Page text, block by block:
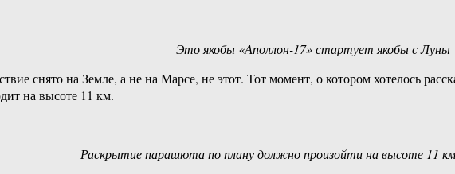
Это якобы «Аполлон-17» стартует якобы с Луны
снято на Земле, а не на Марсе, не этот. Тот момент, о котором хотелось
на высоте 11 км.
Раскрытие парашюта по плану должно произойти на высоте 11